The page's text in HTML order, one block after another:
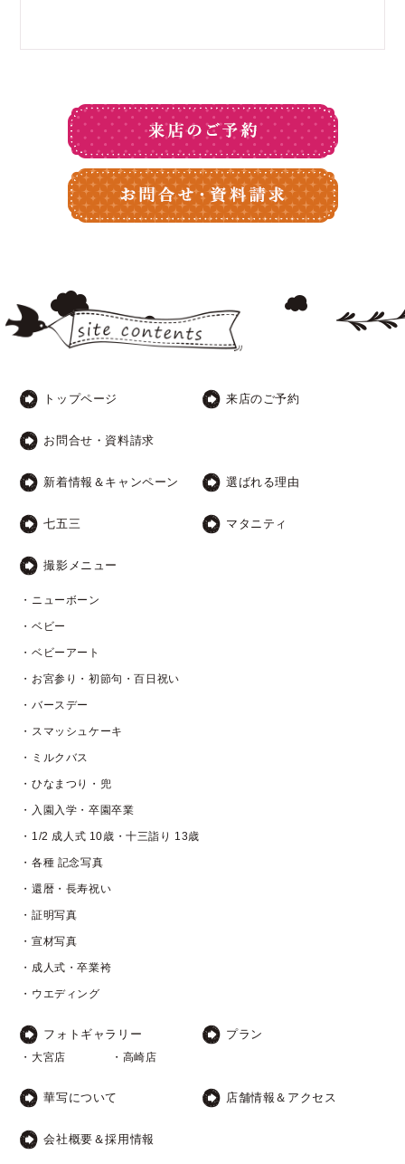
トップページ 来店のご予約
お問合せ・資料請求
新着情報＆キャンペーン 選ばれる理由
七五三 マタニティ
撮影メニュー
・ニューボーン
・ベビー
・ベビーアート
・お宮参り・初節句・百日祝い
・バースデー
・スマッシュケーキ
・ミルクバス
・ひなまつり・兜
・入園入学・卒園卒業
・1/2 成人式 10歳・十三詣り 13歳
・各種 記念写真
・還暦・長寿祝い
・証明写真
・宣材写真
・成人式・卒業袴
・ウエディング
フォトギャラリー
・大宮店 ・高崎店
プラン
華写について 店舗情報＆アクセス
会社概要＆採用情報